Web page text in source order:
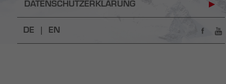
DATENSCHUTZERKLÄRUNG
DE | EN